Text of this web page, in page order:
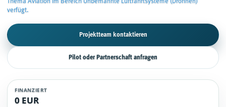
verfügt.
Projektteam kontaktieren
Pilot oder Partnerschaft anfragen
FINANZIERT
0 EUR